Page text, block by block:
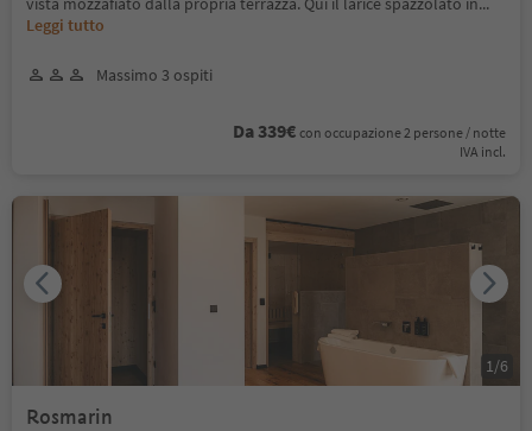
Leggi tutto
Massimo 3 ospiti
Da 339€ con occupazione 2 persone / notte
IVA incl.
Rosmarin
1 /6